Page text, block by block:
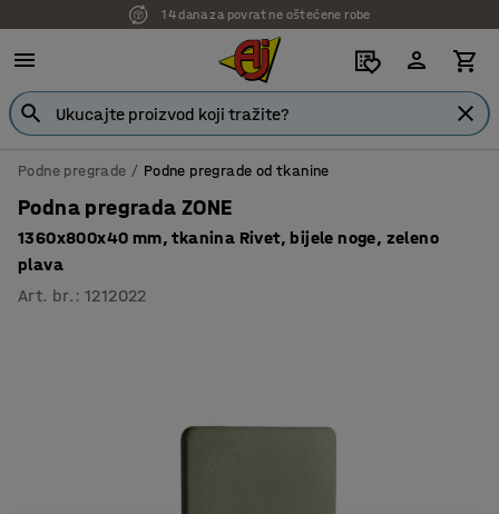
14 dana za povrat ne oštećene robe
Podne pregrade Podne pregrade od tkanine
Podna pregrada ZONE
1360x800x40 mm, tkanina Rivet, bijele noge, zeleno
plava
Art. br. :1212022